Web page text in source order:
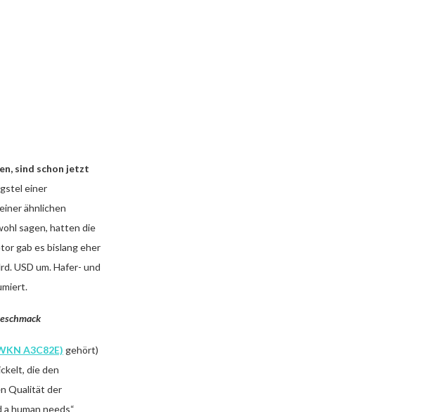
sind schon jetzt
einer
ähnlichen
sagen, hatten die
gab es bislang eher
USD um. Hafer- und
A3C82E) gehört)
die den
Qualität der
human needs“